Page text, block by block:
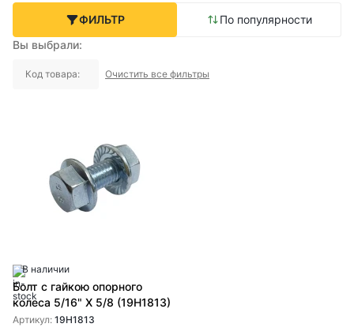
ФИЛЬТР
По популярности
Вы выбрали:
Код товара: Очистить все фильтры
В наличии
Болт с гайкою опорного
колеса 5/16" X 5/8 (19H1813)
Артикул: 19H1813